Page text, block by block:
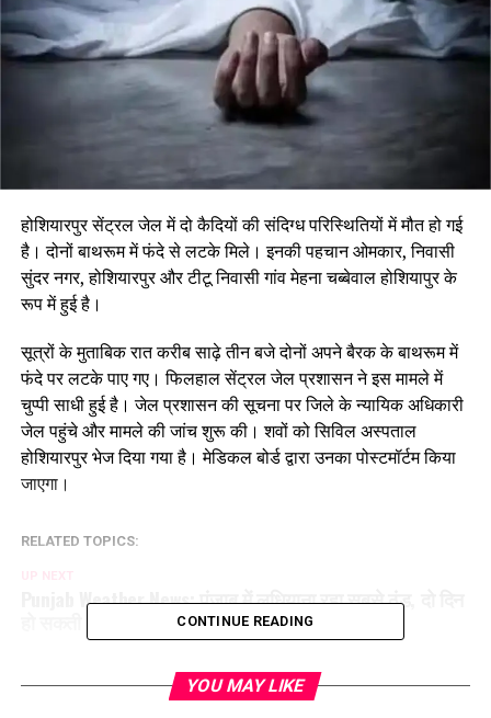
होशियारपुर सेंट्रल जेल में दो कैदियों की संदिग्ध परिस्थितियों में मौत हो गई
है। दोनों बाथरूम में फंदे से लटके मिले। इनकी पहचान ओमकार, निवासी
सुंदर नगर, होशियारपुर और टीटू निवासी गांव मेहना चब्बेवाल होशियापुर के
रूप में हुई है।
सूत्रों के मुताबिक रात करीब साढ़े तीन बजे दोनों अपने बैरक के बाथरूम में
फंदे पर लटके पाए गए। फिलहाल सेंट्रल जेल प्रशासन ने इस मामले में
चुप्पी साधी हुई है। जेल प्रशासन की सूचना पर जिले के न्यायिक अधिकारी
जेल पहुंचे और मामले की जांच शुरू की। शवों को सिविल अस्पताल
होशियारपुर भेज दिया गया है। मेडिकल बोर्ड द्वारा उनका पोस्टमॉर्टम किया
जाएगा।
RELATED TOPICS:
UP NEXT
Punjab Weather News: पंजाब में लुधियाना रहा सबसे ठंड, दो दिन
हो सकती बारिश, तीन दिन धुंध का अलर्ट
Punjab: पंजाब के सभी स्कूलों में 24 दिसंबर से शुरू होंगी सर्दियों की
छुट्टियां, 31 दिसंबर तक रहेंगे बंद
CONTINUE READING
YOU MAY LIKE